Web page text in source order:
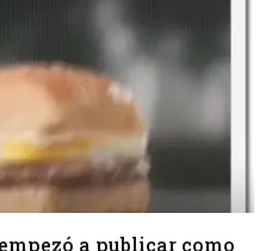
a publicar como